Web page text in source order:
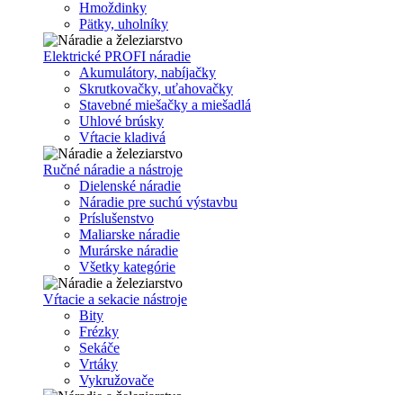
Hmoždinky
Pätky, uholníky
Elektrické PROFI náradie
Akumulátory, nabíjačky
Skrutkovačky, uťahovačky
Stavebné miešačky a miešadlá
Uhlové brúsky
Vŕtacie kladivá
Ručné náradie a nástroje
Dielenské náradie
Náradie pre suchú výstavbu
Príslušenstvo
Maliarske náradie
Murárske náradie
Všetky kategórie
Vŕtacie a sekacie nástroje
Bity
Frézky
Sekáče
Vrtáky
Vykružovače